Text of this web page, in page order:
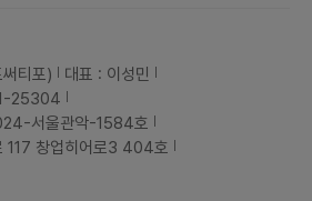
티포)
대표 : 이성민
25304
서울관악-1584호
117 창업히어로3 404호